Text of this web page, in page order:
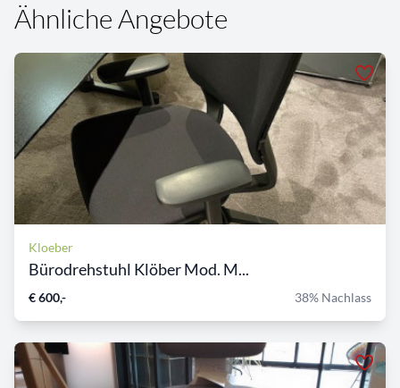
Ähnliche Angebote
Kloeber
Bürodrehstuhl Klöber Mod. M...
€ 600,- 38% Nachlass